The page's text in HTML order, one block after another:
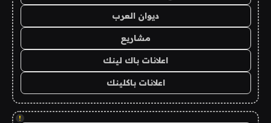
ديوان العرب
مشاريع
اعلانات باك لينك
اعلانات باكلينك
!